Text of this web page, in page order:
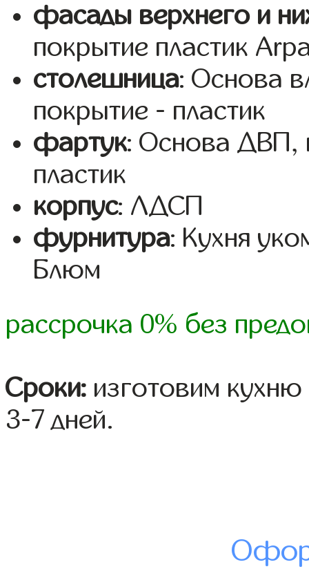
фасады верхнего и
покрытие пластик
столешница: Основа
покрытие - пластик
фартук: Основа ДВП,
пластик
корпус: ЛДСП
фурнитура: Кухня
Блюм
рассрочка 0% без
Сроки: изготовим
3-7 дней.